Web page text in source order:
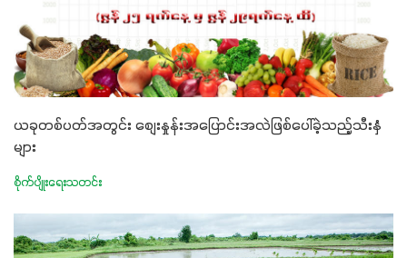
ယခုတစ်ပတ်အတွင်း စျေးနှုန်းအပြောင်းအလဲဖြစ်ပေါ်ခဲ့သည့်သီးနှံ
များ
စိုက်ပျိုးရေးသတင်း